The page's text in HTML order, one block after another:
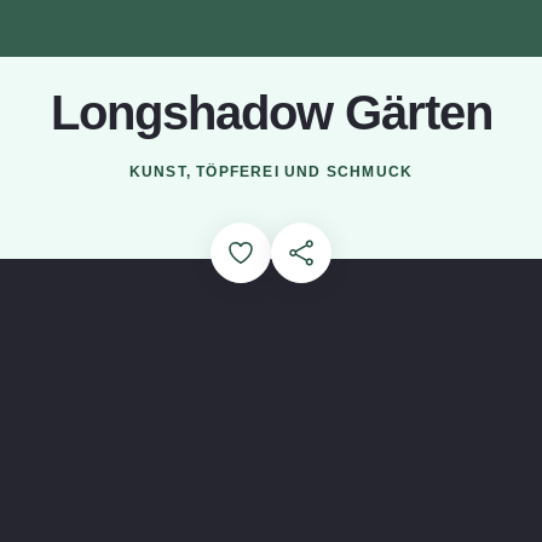
Longshadow Gärten
KUNST, TÖPFEREI UND SCHMUCK
Add to Favorites
Diese Seite teilen
Laden...
Gardens abspielen (öffnet in einem modalen